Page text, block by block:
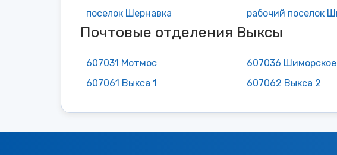
поселок Шернавка
Почтовые отделения Выксы
607031 Мотмос 607036 Шиморское
607061 Выкса 1
607062 Выкса 2